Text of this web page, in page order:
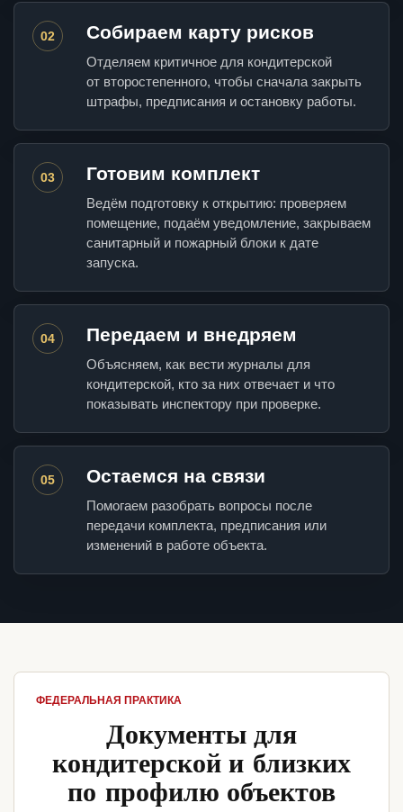
02 Собираем карту рисков
Отделяем критичное для кондитерской
от второстепенного, чтобы сначала закрыть
штрафы, предписания и остановку работы.
03 Готовим комплект
Ведём подготовку к открытию: проверяем
помещение, подаём уведомление, закрываем
санитарный и пожарный блоки к дате
запуска.
04 Передаем и внедряем
Объясняем, как вести журналы для
кондитерской, кто за них отвечает и что
показывать инспектору при проверке.
05 Остаемся на связи
Помогаем разобрать вопросы после
передачи комплекта, предписания или
изменений в работе объекта.
ФЕДЕРАЛЬНАЯ ПРАКТИКА
Документы для
кондитерской и близких
по профилю объектов